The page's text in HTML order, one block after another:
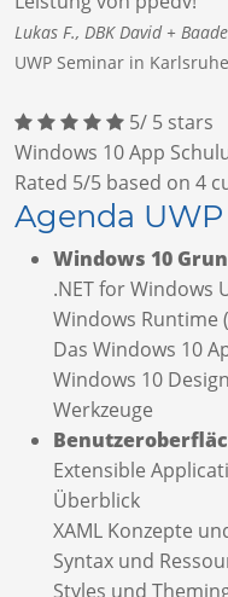
Lukas F., DBK David +
UWP Seminar in Karlsruhe
5/ 5 stars
Windows 10 App
Rated 5/5 based on 4
Agenda
Windows 10
.NET for Windows
Windows Runtime
Das Windows 10
Windows 10
Werkzeuge
Extensible
Überblick
XAML Konzepte
Syntax und
Styles und